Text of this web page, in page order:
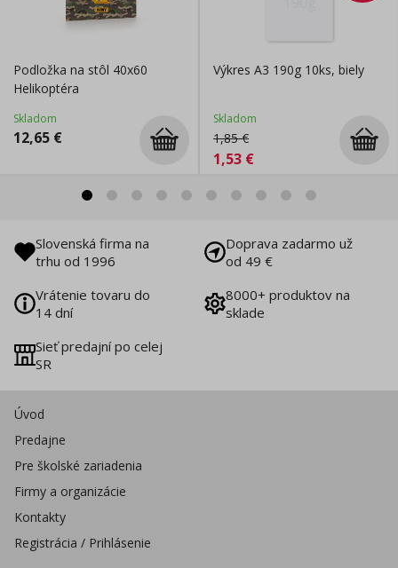
Podložka na stôl 40x60
Helikoptéra
Skladom
12,65 €
Výkres A3 190g 10ks, biely
Skladom
1,85€
1,53 €
Slovenská firma na
trhu od 1996
Doprava zadarmo už
od 49 €
Vrátenie tovaru do
14 dní
8000+ produktov na
sklade
Sieť predajní po celej
SR
Úvod
Predajne
Pre školské zariadenia
Firmy a organizácie
Kontakty
Registrácia / Prihlásenie